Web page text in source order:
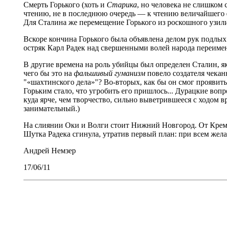
Смерть Горького (хоть и Старика, но человека не слишком
чтению, не в последнюю очередь — к чтению величайшего
Для Сталина же перемещение Горького из роскошного
Вскоре кончина Горького была объявлена делом рук
остряк Карл Радек над свершенными волей народа
В другие времена на роль убийцы был определен Сталин,
чего бы это на фальшивый гуманизм повело создателя
"«шахтинского дела»"? Во-вторых, как бы он смог проявить
Горьким стало, что угробить его пришлось... Дурацкие
куда ярче, чем творчество, сильно выветрившееся с
занимательный.)
На слиянии Оки и Волги стоит Нижний Новгород. От
Шутка Радека сгинула, утратив первый план: при всем
Андрей Немзер
17/06/11